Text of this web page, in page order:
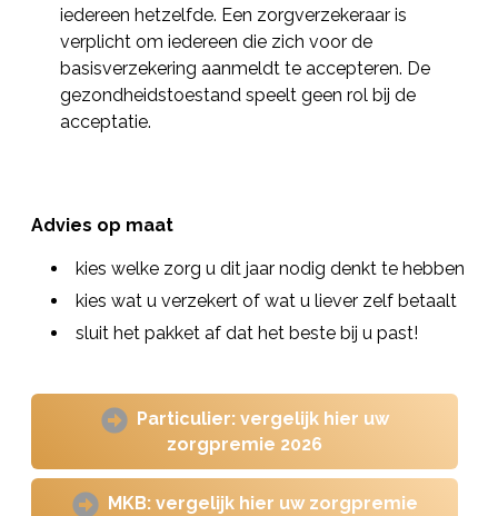
iedereen hetzelfde. Een zorgverzekeraar is
verplicht om iedereen die zich voor de
basisverzekering aanmeldt te accepteren. De
gezondheidstoestand speelt geen rol bij de
acceptatie.
Advies op maat
kies welke zorg u dit jaar nodig denkt te hebben
kies wat u verzekert of wat u liever zelf betaalt
sluit het pakket af dat het beste bij u past!
Particulier: vergelijk hier uw
zorgpremie 2026
MKB: vergelijk hier uw zorgpremie